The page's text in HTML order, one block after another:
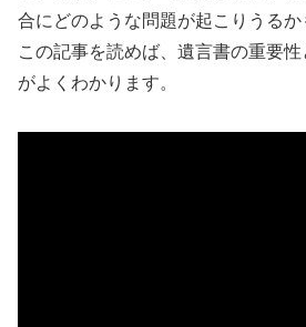
合にどのような問題が起こりうるか
この記事を読めば、遺言書の重要
がよくわかります。